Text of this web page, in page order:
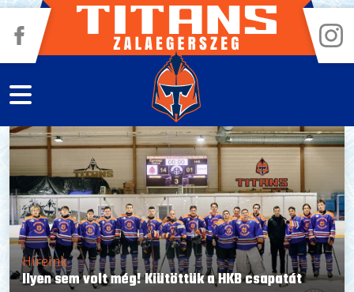
Híreink
Ilyen sem volt még! Kiütöttük a HKB csapatát